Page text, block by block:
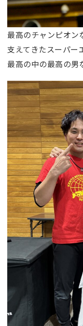
最高のチャンピオン
支えてきたスーパー
最高の中の最高の男